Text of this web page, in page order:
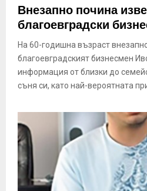
Внезапно почина
благоевградски
На 60-годишна възраст
благоевградският бизнесмен
информация от близки до
съня си, като най-вероятната